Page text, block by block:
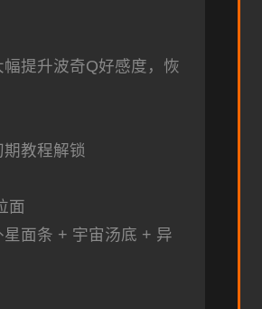
幅提升波奇Q好感度，恢
教程解锁
面
星面条 + 宇宙汤底 + 异